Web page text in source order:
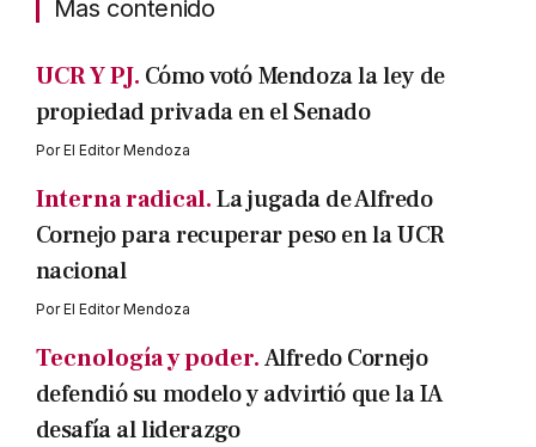
Mas contenido
UCR Y PJ. Cómo votó Mendoza la ley de
propiedad privada en el Senado
PorEl Editor Mendoza
Interna radical.La jugada de Alfredo
Cornejo para recuperar peso en la UCR
nacional
PorEl Editor Mendoza
Tecnología y poder.Alfredo Cornejo
defendió su modelo y advirtió que la IA
desafía al liderazgo